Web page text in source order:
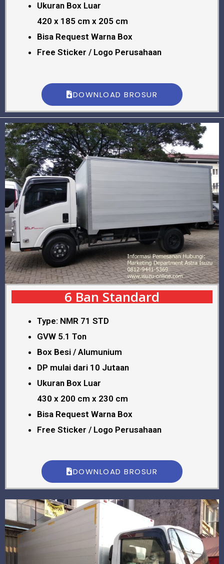
Ukuran Box Luar
420 x 185 cm x 205 cm
Bisa Request Warna Box
Free Sticker / Logo Perusahaan
DOWNLOAD BROSUR
6 Ban Standard
Type: NMR 71 STD
GVW 5.1 Ton
Box Besi / Alumunium
DP mulai dari 10 Jutaan
Ukuran Box Luar
430 x 200 cm x 230 cm
Bisa Request Warna Box
Free Sticker / Logo Perusahaan
DOWNLOAD BROSUR